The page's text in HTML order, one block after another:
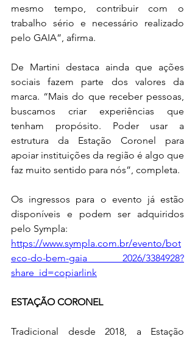
mesmo tempo, contribuir com o
trabalho sério e necessário realizado
pelo GAIA”, afirma.
De Martini destaca ainda que ações
sociais fazem parte dos valores da
marca. “Mais do que receber pessoas,
buscamos criar experiências que
tenham propósito. Poder usar a
estrutura da Estação Coronel para
apoiar instituições da região é algo que
faz muito sentido para nós”, completa.
Os ingressos para o evento já estão
disponíveis e podem ser adquiridos
pelo Sympla:
https://www.sympla.com.br/evento/bot
eco-do-bem-gaia 2026/3384928?
share_id=copiarlink
ESTAÇÃO CORONEL
Tradicional desde 2018, a Estação